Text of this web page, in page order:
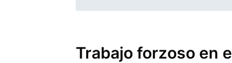
Trabajo forzoso en